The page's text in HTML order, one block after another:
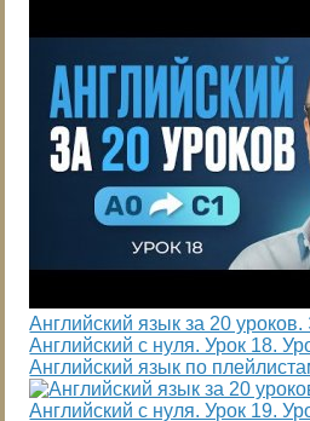
Английский язык за 20 уроков.
Английский с нуля. Урок 18.
Английский язык по